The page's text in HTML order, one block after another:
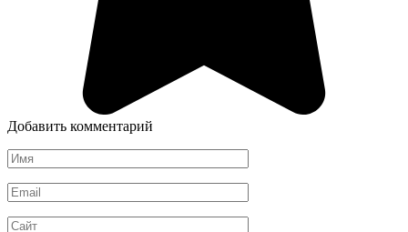
Добавить комментарий
Имя
*
Email
*
Сайт